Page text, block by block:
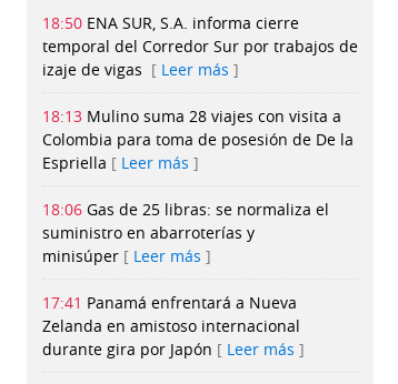
18:50 ENA SUR, S.A. informa cierre
temporal del Corredor Sur por trabajos de
izaje de vigas
Leer más
18:13 Mulino suma 28 viajes con visita a
Colombia para toma de posesión de De la
Espriella
Leer más
18:06 Gas de 25 libras: se normaliza el
suministro en abarroterías y
minisúper
Leer más
17:41 Panamá enfrentará a Nueva
Zelanda en amistoso internacional
durante gira por Japón
Leer más